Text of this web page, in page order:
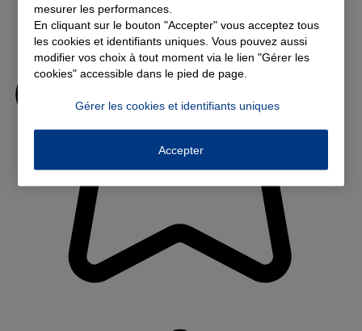
mesurer les performances.
En cliquant sur le bouton "Accepter" vous acceptez tous
les cookies et identifiants uniques. Vous pouvez aussi
modifier vos choix à tout moment via le lien "Gérer les
cookies" accessible dans le pied de page.
Gérer les cookies et identifiants uniques
Accepter